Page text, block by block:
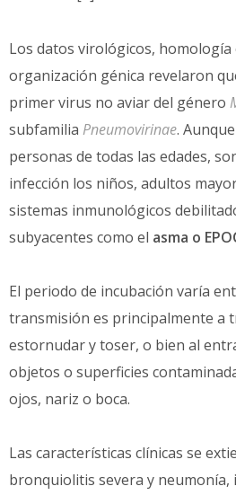
Los datos virológicos, homología
organización génica revelaron
primer virus no aviar del género
subfamilia Pneumovirinae.
personas de todas las edades,
infección los niños, adultos
sistemas inmunológicos
subyacentes como el asma o
El periodo de incubación varía
transmisión es principalmente a
estornudar y toser, o bien al
objetos o superficies
ojos, nariz o boca.
Las características clínicas se
bronquiolitis severa y neumonía,